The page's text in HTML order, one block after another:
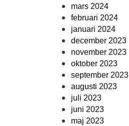
mars 2024
februari 2024
januari 2024
december 2023
november 2023
oktober 2023
september 2023
augusti 2023
juli 2023
juni 2023
maj 2023